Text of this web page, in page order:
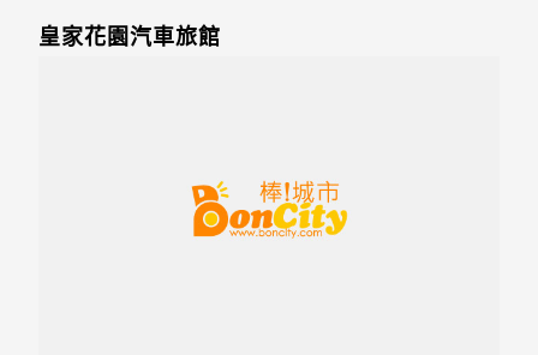
皇家花園汽車旅館